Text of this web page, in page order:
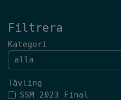
Filtrera
Kategori
Tävling
SSM 2023 Final